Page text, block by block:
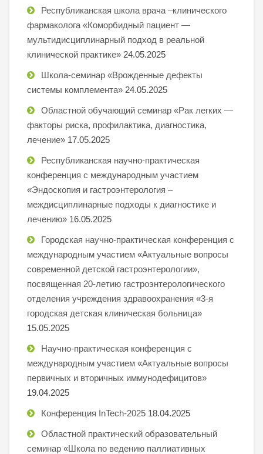
Республиканская школа врача –клинического
фармаколога «Коморбидный пациент —
мультидисциплинарный подход в реальной
клинической практике» 24.05.2025
Школа-семинар «Врожденные дефекты
системы комплемента» 24.05.2025
Областной обучающий семинар «Рак легких —
факторы риска, профилактика, диагностика,
лечение» 17.05.2025
Республиканская научно-практическая
конференция с международным участием
«Эндоскопия и гастроэнтерология –
междисциплинарные подходы к диагностике и
лечению» 16.05.2025
Городская научно-практическая конференция с
международным участием «Актуальные вопросы
современной детской гастроэнтерологии»,
посвященная 20-летию гастроэнтерологического
отделения учреждения здравоохранения «3-я
городская детская клиническая больница»
15.05.2025
Научно-практическая конференция с
международным участием «Актуальные вопросы
первичных и вторичных иммунодефицитов»
19.04.2025
Конференция InTech-2025 18.04.2025
Областной практический образовательный
семинар «Школа по ведению паллиативных